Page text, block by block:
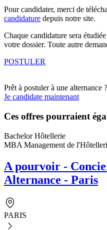
Pour candidater, merci de
candidature depuis notre site.
Chaque candidature sera
votre dossier. Toute autre
POSTULER
Prêt à postuler à une alternance ?
Je candidate maintenant
Ces offres pourraient
Bachelor Hôtellerie
MBA Management de
A pourvoir -
Alternance - Paris
PARIS